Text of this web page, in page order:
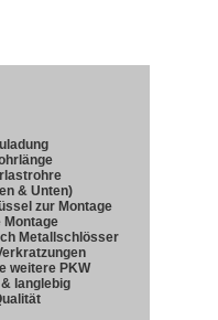
& Unten)
zur Montage
Montage
Metallschlösser
weitere PKW
langlebig